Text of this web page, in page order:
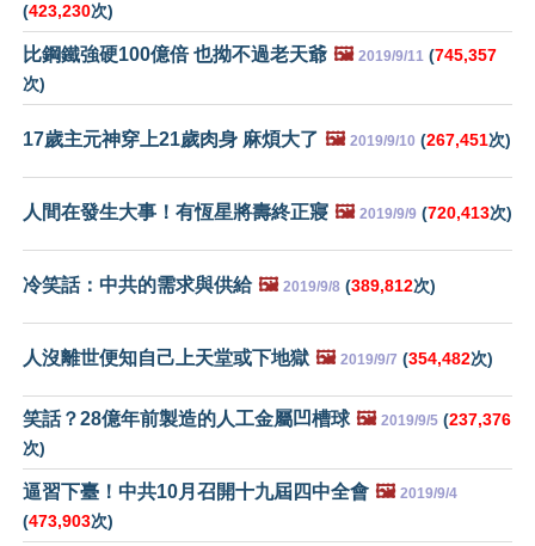
(423,230次)
比鋼鐵強硬100億倍 也拗不過老天爺 🖼️ 2019/9/11 (745,357
次)
17歲主元神穿上21歲肉身 麻煩大了 🖼️ 2019/9/10 (267,451次)
人間在發生大事！有恆星將壽終正寢 🖼️ 2019/9/9 (720,413次)
冷笑話：中共的需求與供給 🖼️ 2019/9/8 (389,812次)
人沒離世便知自己上天堂或下地獄 🖼️ 2019/9/7 (354,482次)
笑話？28億年前製造的人工金屬凹槽球 🖼️ 2019/9/5 (237,376
次)
逼習下臺！中共10月召開十九屆四中全會 🖼️ 2019/9/4
(473,903次)